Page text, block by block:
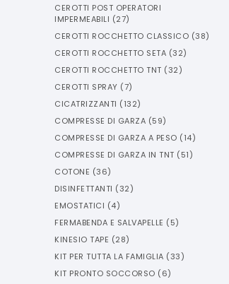
CEROTTI POST OPERATORI
IMPERMEABILI (27)
CEROTTI ROCCHETTO CLASSICO (38)
CEROTTI ROCCHETTO SETA (32)
CEROTTI ROCCHETTO TNT (32)
CEROTTI SPRAY (7)
CICATRIZZANTI (132)
COMPRESSE DI GARZA (59)
COMPRESSE DI GARZA A PESO (14)
COMPRESSE DI GARZA IN TNT (51)
COTONE (36)
DISINFETTANTI (32)
EMOSTATICI (4)
FERMABENDA E SALVAPELLE (5)
KINESIO TAPE (28)
KIT PER TUTTA LA FAMIGLIA (33)
KIT PRONTO SOCCORSO (6)